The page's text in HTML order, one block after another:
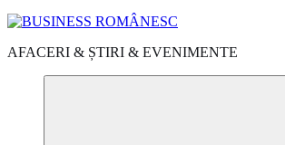
AFACERI & ȘTIRI & EVENIMENTE